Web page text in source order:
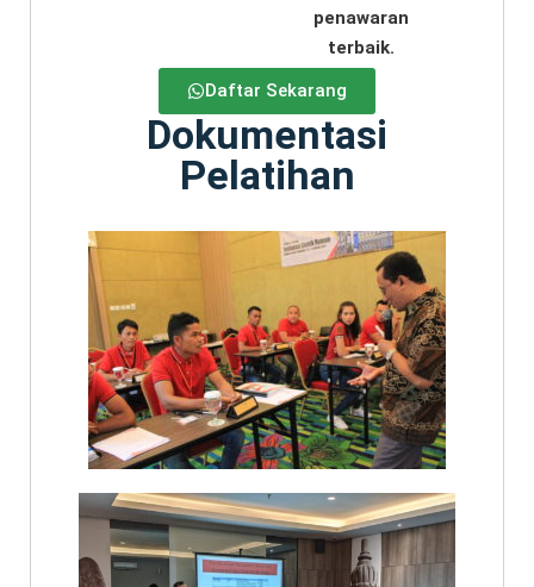
penawaran
terbaik.
Daftar Sekarang
Dokumentasi
Pelatihan